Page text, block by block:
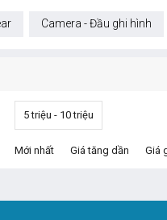
Camera - Đầu ghi hình
5 triệu - 10 triệu
Mới nhất Giá tăng dần Giá